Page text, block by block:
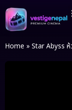
Home » Star Abyss ห้